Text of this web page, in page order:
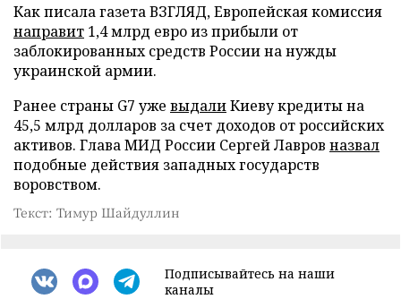
Как писала газета ВЗГЛЯД, Европейская комиссия
направит 1,4 млрд евро из прибыли от
заблокированных средств России на нужды
украинской армии.
Ранее страны G7 уже выдалиКиеву кредиты на
45,5 млрд долларов за счет доходов от российских
активов. Глава МИД России Сергей Лавров назвал
подобные действия западных государств
воровством.
Текст: Тимур Шайдуллин
Подписывайтесь на наши
каналы